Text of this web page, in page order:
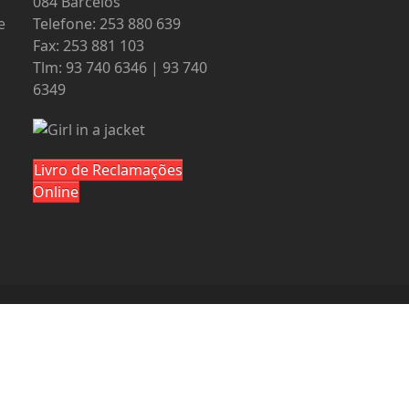
Telefone: 253 880 639
Fax: 253 881 103
Tlm: 93 740 6346 | 93 740
6349
Livro de Reclamações
Online